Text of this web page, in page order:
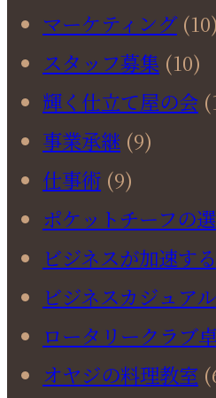
マーケティング(10)
スタッフ募集 (10)
輝く仕立て屋の会
事業承継 (9)
仕事術 (9)
ポケットチーフの
ビジネスが加速す
ビジネスカジュアル
ロータリークラブ
オヤジの料理教室